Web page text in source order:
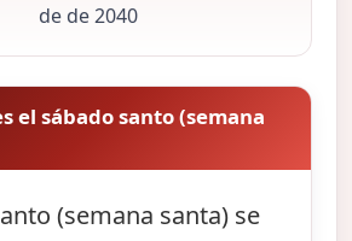
de de 2040
el sábado santo (semana
(semana santa) se